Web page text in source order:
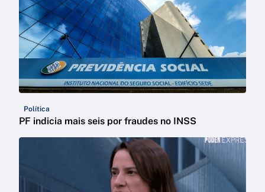
Política
PF indicia mais seis por fraudes no INSS